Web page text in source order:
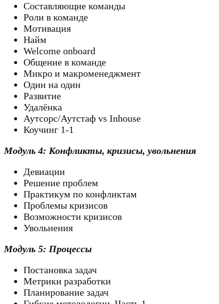
Составляющие команды
Роли в команде
Мотивация
Найм
Welcome onboard
Общение в команде
Микро и макроменеджмент
Один на один
Развитие
Удалёнка
Аутсорс/Аутстаф vs Inhouse
Коучинг 1-1
Модуль 4: Конфликты, кризисы, увольнения
Девиации
Решение проблем
Практикум по конфликтам
Проблемы кризисов
Возможности кризисов
Увольнения
Модуль 5: Процессы
Постановка задач
Метрики разработки
Планирование задач